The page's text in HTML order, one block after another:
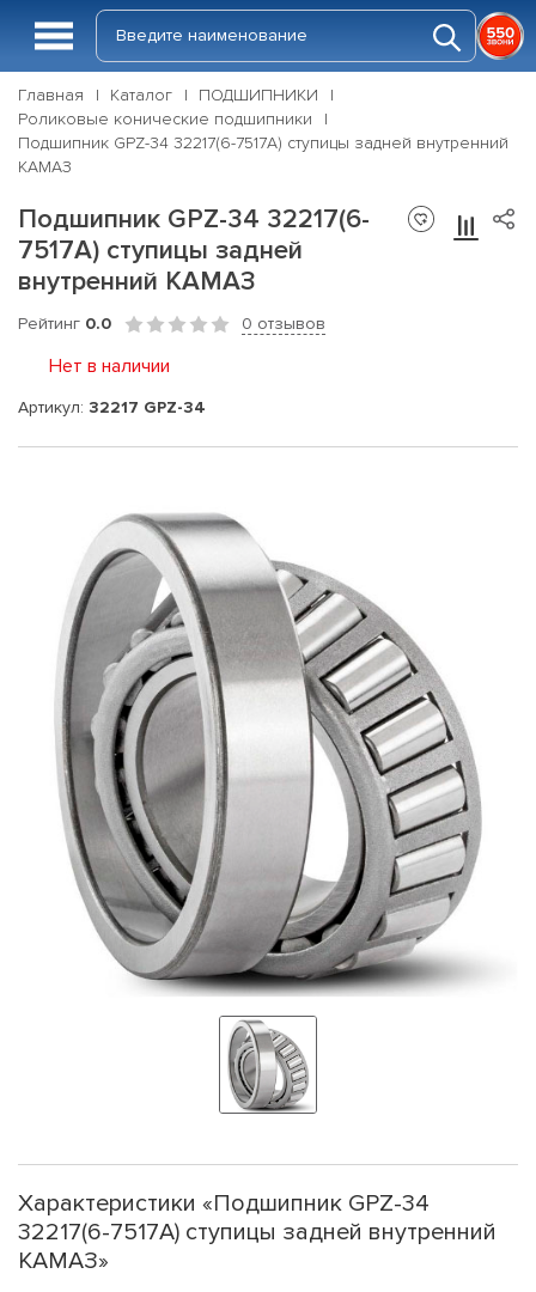
Главная Каталог
ПОДШИПНИКИ
Роликовые конические подшипники
Подшипник GPZ-34 32217(6-7517A) ступицы задней внутренний
КАМАЗ
Подшипник GPZ-34 32217(6-
7517A) ступицы задней
внутренний КАМАЗ
Рейтинг 0.0 0 отзывов
Нет в наличии
Артикул: 32217 GPZ-34
Характеристики «Подшипник GPZ-34
32217(6-7517A) ступицы задней внутренний
КАМАЗ»